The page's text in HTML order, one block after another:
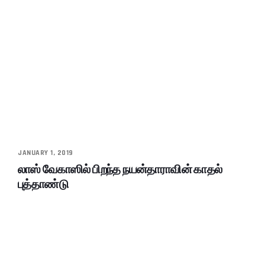
JANUARY 1, 2019
லாஸ் வேகாஸில் பிறந்த நயன்தாராவின் காதல்
புத்தாண்டு